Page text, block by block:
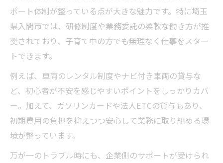
ポート体制が整っている点が大きな魅力です。特に埼玉
県入間市では、研修制度や業務委託の柔軟な働き方が推
奨されており、子育て中の方でも無理なく仕事をスター
トできます。
例えば、車両のレンタル制度やナビ付き車両の貸与な
ど、初心者が不安を感じやすいポイントをしっかりカバ
ー。加えて、ガソリンカードや法人ETCの貸与もあり、
初期費用の負担を抑えつつ安心して業務に取り組める環
境が整っています。
万が一のトラブル時にも、企業側のサポートが受けられ